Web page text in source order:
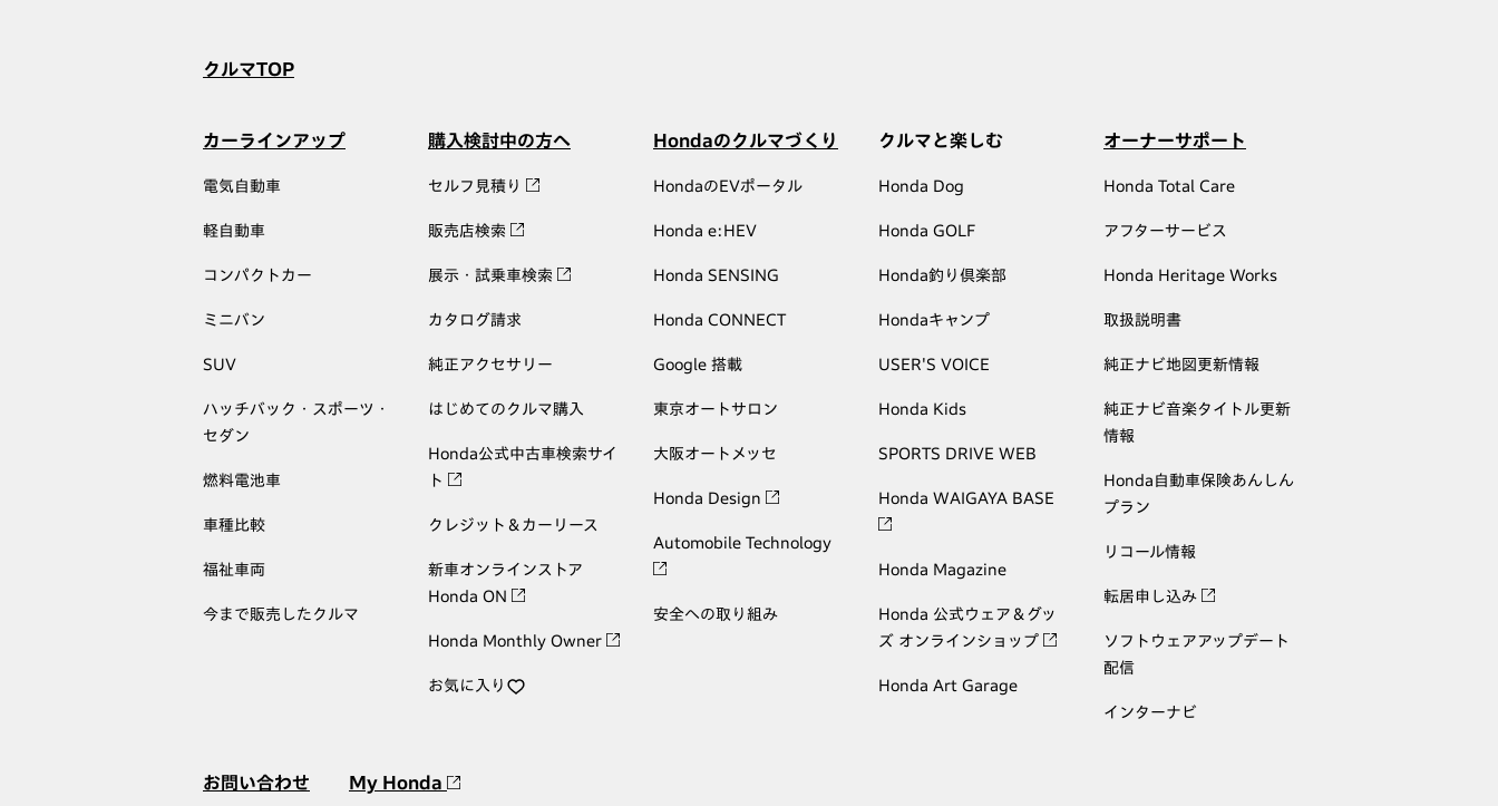
クルマTOP
カーラインアップ
電気自動車
軽自動車
コンパクトカー
ミニバン
SUV
ハッチバック・スポーツ・
セダン
燃料電池車
車種比較
福祉車両
今まで販売したクルマ
購入検討中の方へ
セルフ見積り
販売店検索
展示・試乗車検索
カタログ請求
純正アクセサリー
はじめてのクルマ購入
Honda公式中古車検索サイ
ト
クレジット＆カーリース
新車オンラインストア
Honda ON
Honda Monthly Owner
お気に入り
Hondaのクルマづくり
HondaのEVポータル
Honda e:HEV
Honda SENSING
Honda CONNECT
Google 搭載
東京オートサロン
大阪オートメッセ
Honda Design
Automobile Technology
安全への取り組み
クルマと楽しむ
Honda Dog
Honda GOLF
Honda釣り倶楽部
Hondaキャンプ
USER'S VOICE
Honda Kids
SPORTS DRIVE WEB
Honda WAIGAYA BASE
Honda Magazine
Honda 公式ウェア＆グッ
ズ オンラインショップ
Honda Art Garage
オーナーサポート
Honda Total Care
アフターサービス
Honda Heritage Works
取扱説明書
純正ナビ地図更新情報
純正ナビ音楽タイトル更新
情報
Honda自動車保険あんしん
プラン
リコール情報
転居申し込み
ソフトウェアアップデート
配信
インターナビ
お問い合わせ My Honda